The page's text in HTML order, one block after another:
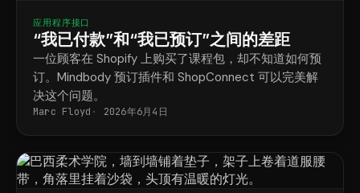
应用程序接口
“我已付款”和“我已预订”之间的差距
一位顾客在 Shopify 上购买了课程包，却不知道如何预
订。Mindbody 预订插件和 ShopConnect 可以完美解
决这个问题。
Marc Floyd 2026年6月4日